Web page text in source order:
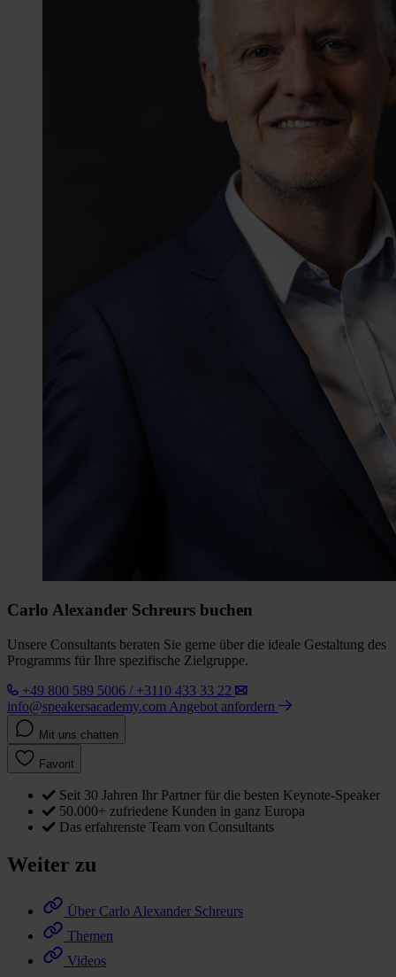
Carlo Alexander Schreurs buchen
Unsere Consultants beraten Sie gerne über die ideale Gestaltung des
Programms für Ihre spezifische Zielgruppe.
+49 800 589 5006 / +3110 433 33 22
info@speakersacademy.com Angebot anfordern
Mit uns chatten
Favorit
Seit 30 Jahren Ihr Partner für die besten Keynote-Speaker
50.000+ zufriedene Kunden in ganz Europa
Das erfahrenste Team von Consultants
Weiter zu
Über Carlo Alexander Schreurs
Themen
Videos